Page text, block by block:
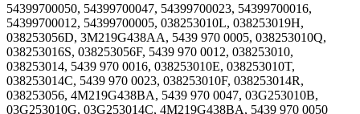
54399700050, 54399700047, 54399700023, 54399700016,
54399700012, 54399700005, 038253010L, 038253019H,
038253056D, 3M219G438AA, 5439 970 0005, 038253010Q,
038253016S, 038253056F, 5439 970 0012, 038253010,
038253014, 5439 970 0016, 038253010E, 038253010T,
038253014C, 5439 970 0023, 038253010F, 038253014R,
038253056, 4M219G438BA, 5439 970 0047, 03G253010B,
03G253010G, 03G253014C, 4M219G438BA, 5439 970 0050